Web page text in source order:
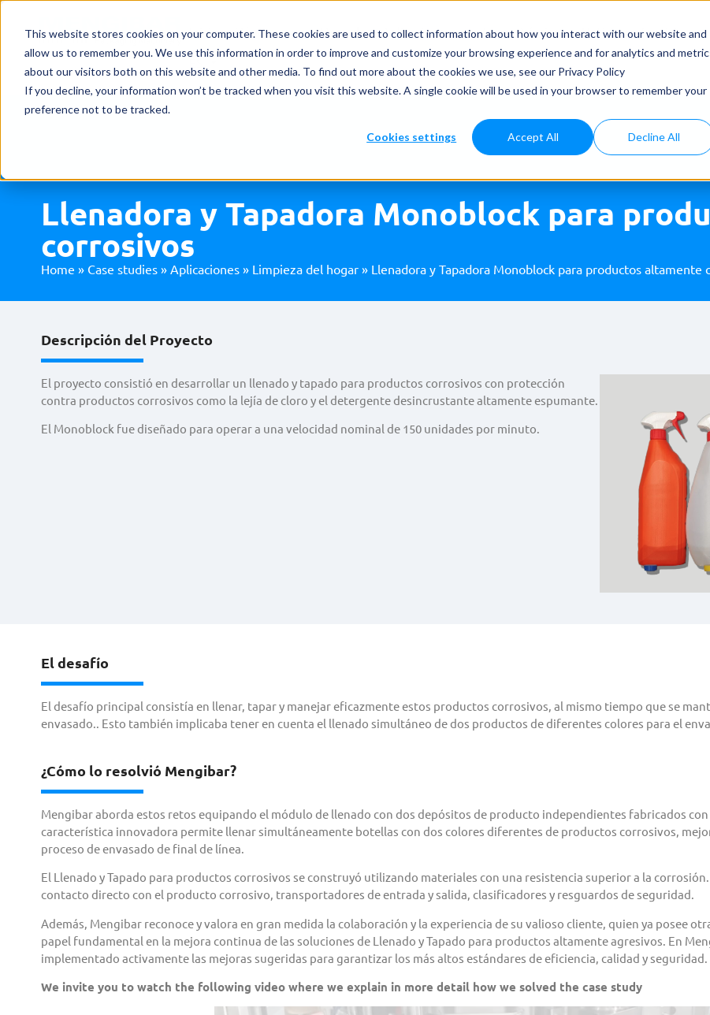
This website stores cookies on your computer. These cookies are used to collect information about how you interact with our website and
allow us to remember you. We use this information in order to improve and customize your browsing experience and for analytics and
about our visitors both on this website and other media. To find out more about the cookies we use, see our Privacy Policy
If you decline, your information won’t be tracked when you visit this website. A single cookie will be used in your browser to remember your
preference not to be tracked.
Cookies settings Accept All Decline All
Inicio Máquinas Mercados y Aplicaciones Casos Prácticos Noticias Servicios
Llenadora y Tapadora Monoblock para
corrosivos
Home » Case studies » Aplicaciones » Limpieza del hogar » Llenadora y Tapadora Monoblock para productos altamente
Descripción del Proyecto
El proyecto consistió en desarrollar un llenado y tapado para productos corrosivos con protección
contra productos corrosivos como la lejía de cloro y el detergente desincrustante altamente espumante.
El Monoblock fue diseñado para operar a una velocidad nominal de 150 unidades por minuto.
El desafío
El desafío principal consistía en llenar, tapar y manejar eficazmente estos productos corrosivos, al mismo tiempo que se
envasado.. Esto también implicaba tener en cuenta el llenado simultáneo de dos productos de diferentes colores para el
¿Cómo lo resolvió Mengibar?
Mengibar aborda estos retos equipando el módulo de llenado con dos depósitos de producto independientes fabricados
característica innovadora permite llenar simultáneamente botellas con dos colores diferentes de productos corrosivos,
proceso de envasado de final de línea.
El Llenado y Tapado para productos corrosivos se construyó utilizando materiales con una resistencia superior a la
contacto directo con el producto corrosivo, transportadores de entrada y salida, clasificadores y resguardos de seguridad.
Además, Mengibar reconoce y valora en gran medida la colaboración y la experiencia de su valioso cliente, quien ya posee
papel fundamental en la mejora continua de las soluciones de Llenado y Tapado para productos altamente agresivos. En
implementado activamente las mejoras sugeridas para garantizar los más altos estándares de eficiencia, calidad y seguridad.
We invite you to watch the following video where we explain in more detail how we solved the case study